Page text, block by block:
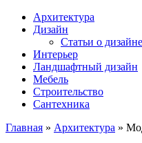
Архитектура
Дизайн
Статьи о дизайне
Интерьер
Ландшафтный дизайн
Мебель
Строительство
Сантехника
Главная » Архитектура »